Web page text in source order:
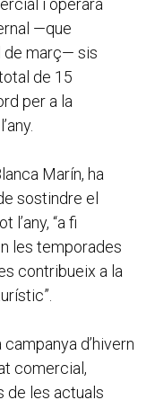
i operarà
—que
de març— sis
de 15
per a la
Marín, ha
sostindre el
“a fi
les temporades
contribueix a la
d’hivern
comercial,
de les actuals